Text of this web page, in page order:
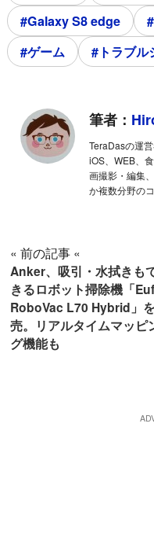
#Galaxy S8 edge
#ゲーム
#トラブル
筆者：
TeraDasの運
iOS、WEB、
画撮影・編集
か複数分野の
« 前の記事 «
Anker、吸引・水拭きも
きるロボット掃除機「
RoboVac L70 Hybrid」
売。リアルタイムマッピ
グ機能も